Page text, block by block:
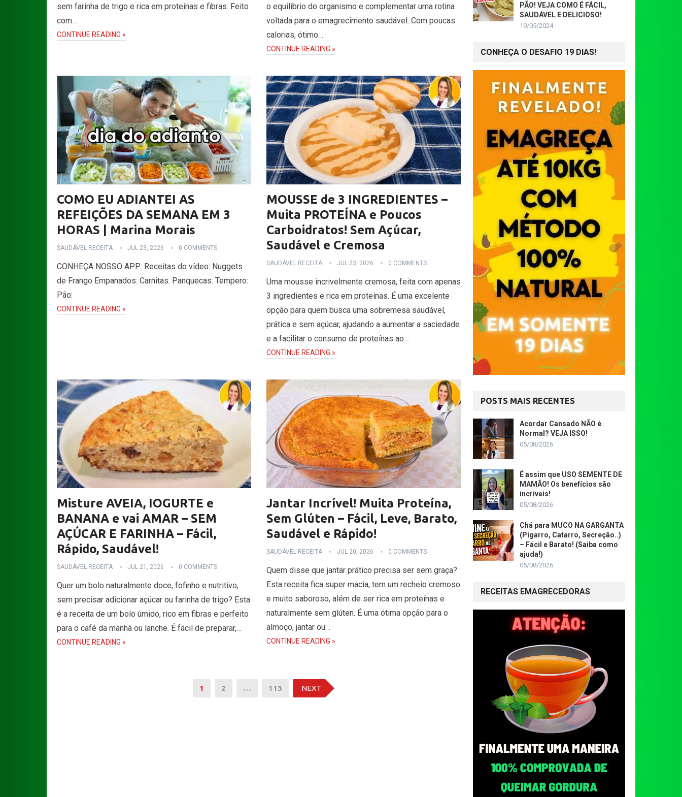
sem farinha de trigo e rica em proteínas e fibras. Feito
com…
CONTINUE READING »
o equilíbrio do organismo e complementar uma rotina
voltada para o emagrecimento saudável. Com poucas
calorias, ótimo…
CONTINUE READING »
COMO EU ADIANTEI AS
REFEIÇÕES DA SEMANA EM 3
HORAS | Marina Morais
SAUDÁVEL RECEITA JUL 23, 2026 0 COMMENTS
CONHEÇA NOSSO APP: Receitas do vídeo: Nuggets
de Frango Empanados: Carnitas: Panquecas: Tempero:
Pão:
CONTINUE READING »
MOUSSE de 3 INGREDIENTES –
Muita PROTEÍNA e Poucos
Carboidratos! Sem Açúcar,
Saudável e Cremosa
SAUDÁVEL RECEITA JUL 23, 2026 0 COMMENTS
Uma mousse incrivelmente cremosa, feita com apenas
3 ingredientes e rica em proteínas. É uma excelente
opção para quem busca uma sobremesa saudável,
prática e sem açúcar, ajudando a aumentar a saciedade
e a facilitar o consumo de proteínas ao…
CONTINUE READING »
Misture AVEIA, IOGURTE e
BANANA e vai AMAR – SEM
AÇÚCAR E FARINHA – Fácil,
Rápido, Saudável!
SAUDÁVEL RECEITA JUL 21, 2026 0 COMMENTS
Quer um bolo naturalmente doce, fofinho e nutritivo,
sem precisar adicionar açúcar ou farinha de trigo? Esta
é a receita de um bolo úmido, rico em fibras e perfeito
para o café da manhã ou lanche. É fácil de preparar,…
CONTINUE READING »
Jantar Incrível! Muita Proteína,
Sem Glúten – Fácil, Leve, Barato,
Saudável e Rápido!
SAUDÁVEL RECEITA JUL 20, 2026 0 COMMENTS
Quem disse que jantar prático precisa ser sem graça?
Esta receita fica super macia, tem um recheio cremoso
e muito saboroso, além de ser rica em proteínas e
naturalmente sem glúten. É uma ótima opção para o
almoço, jantar ou…
CONTINUE READING »
1 2 … 113 NEXT
PÃO! VEJA COMO É FÁCIL,
SAUDÁVEL E DELICIOSO!
19/05/2024
CONHEÇA O DESAFIO 19 DIAS!
POSTS MAIS RECENTES
Acordar Cansado NÃO é
Normal? VEJA ISSO!
05/08/2026
É assim que USO SEMENTE DE
MAMÃO! Os benefícios são
incríveis!
05/08/2026
Chá para MUCO NA GARGANTA
(Pigarro, Catarro, Secreção..)
– Fácil e Barato! (Saiba como
ajuda!)
05/08/2026
RECEITAS EMAGRECEDORAS